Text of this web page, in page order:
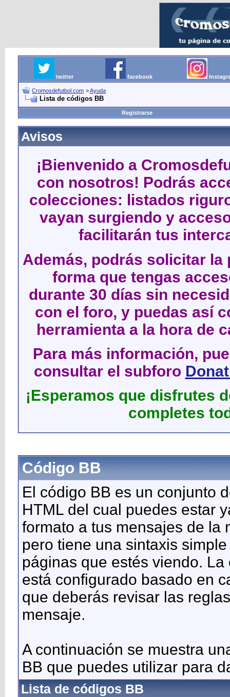
twitter facebook
Cromosdefutbol.com >Ayuda
Lista de códigos BB
Registrarse
Avisos
¡Bienvenido a
con nosotros! Podrás
colecciones: listados
vayan surgiendo y
facilitarán tus
Además, podrás solicitar
forma que tengas
durante 30 días sin
con el foro, y puedas así
herramienta a la hora de
Para más información,
consultar el subforo
¡Esperamos que disfrutes
completes
Código BB
El código BB es un conjunto
HTML del cual puedes estar
formato a tus mensajes de la
pero tiene una sintaxis
páginas que estés viendo.
está configurado basado en
que deberás revisar las
mensaje.
A continuación se muestra
BB que puedes utilizar para
Lista de códigos BB